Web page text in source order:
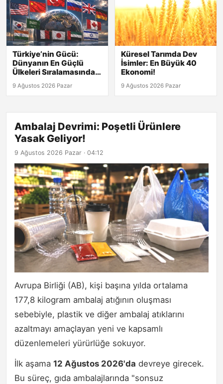
Türkiye’nin Gücü:
Dünyanın En Güçlü
Ülkeleri Sıralamasında
Kaçıncı?
9 Ağustos 2026 Pazar
Küresel Tarımda Dev
İsimler: En Büyük 40
Ekonomi!
9 Ağustos 2026 Pazar
Ambalaj Devrimi: Poşetli Ürünlere
Yasak Geliyor!
9 Ağustos 2026 Pazar · 04:12
Avrupa Birliği (AB), kişi başına yılda ortalama
177,8 kilogram ambalaj atığının oluşması
sebebiyle, plastik ve diğer ambalaj atıklarını
azaltmayı amaçlayan yeni ve kapsamlı
düzenlemeleri yürürlüğe sokuyor.
İlk aşama 12 Ağustos 2026'da devreye girecek.
Bu süreç, gıda ambalajlarında "sonsuz